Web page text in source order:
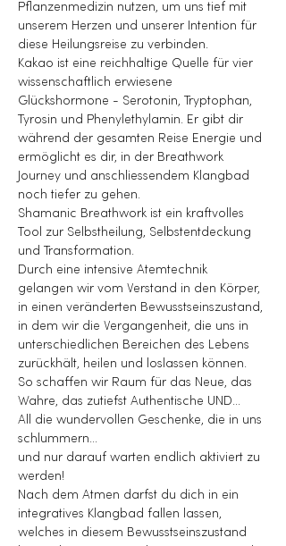
Pflanzenmedizin nutzen, um uns tief mit
unserem Herzen und unserer Intention für
diese Heilungsreise zu verbinden.
Kakao ist eine reichhaltige Quelle für vier
wissenschaftlich erwiesene
Glückshormone - Serotonin, Tryptophan,
Tyrosin und Phenylethylamin. Er gibt dir
während der gesamten Reise Energie und
ermöglicht es dir, in der Breathwork
Journey und anschliessendem Klangbad
noch tiefer zu gehen.
Shamanic Breathwork ist ein kraftvolles
Tool zur Selbstheilung, Selbstentdeckung
und Transformation.
Durch eine intensive Atemtechnik
gelangen wir vom Verstand in den Körper,
in einen veränderten Bewusstseinszustand,
in dem wir die Vergangenheit, die uns in
unterschiedlichen Bereichen des Lebens
zurückhält, heilen und loslassen können.
So schaffen wir Raum für das Neue, das
Wahre, das zutiefst Authentische UND...
All die wundervollen Geschenke, die in uns
schlummern...
und nur darauf warten endlich aktiviert zu
werden!
Nach dem Atmen darfst du dich in ein
integratives Klangbad fallen lassen,
welches in diesem Bewusstseinszustand